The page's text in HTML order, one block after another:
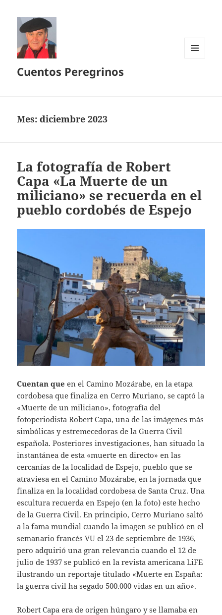
Cuentos Peregrinos
Mes:diciembre 2023
La fotografía de Robert
Capa «La Muerte de un
miliciano» se recuerda en el
pueblo cordobés de Espejo
Cuentan que en el Camino Mozárabe, en la etapa
cordobesa que finaliza en Cerro Muriano, se captó la
«Muerte de un miliciano», fotografía del
fotoperiodista Robert Capa, una de las imágenes más
simbólicas y estremecedoras de la Guerra Civil
española. Posteriores investigaciones, han situado la
instantánea de esta «muerte en directo» en las
cercanías de la localidad de Espejo, pueblo que se
atraviesa en el Camino Mozárabe, en la jornada que
finaliza en la localidad cordobesa de Santa Cruz. Una
escultura recuerda en Espejo (en la foto) este hecho
de la Guerra Civil. En principio, Cerro Muriano saltó
a la fama mundial cuando la imagen se publicó en el
semanario francés VU el 23 de septiembre de 1936,
pero adquirió una gran relevancia cuando el 12 de
julio de 1937 se publicó en la revista americana LiFE
ilustrando un reportaje titulado «Muerte en España:
la guerra civil ha segado 500.000 vidas en un año».
Robert Capa era de origen húngaro y se llamaba en